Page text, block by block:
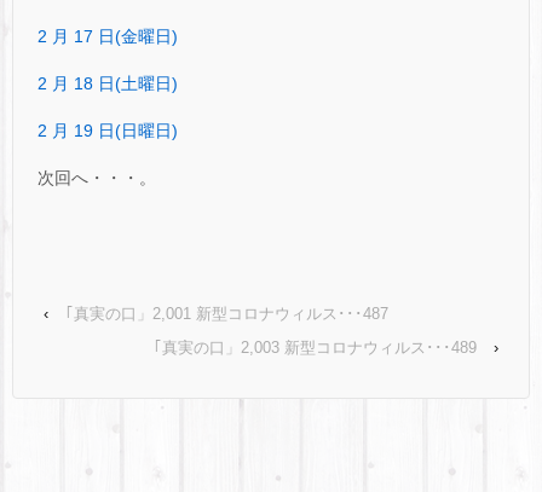
2 月 17 日(金曜日)
2 月 18 日(土曜日)
2 月 19 日(日曜日)
次回へ・・・。
‹
｢真実の口」2,001 新型コロナウィルス･･･487
｢真実の口」2,003 新型コロナウィルス･･･489
›